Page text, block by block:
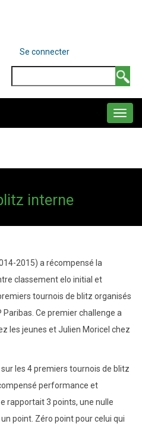
MENU
COMPTE
DE
Se connecter
interne
2015) a récompensé la
classement elo initial et
tournois de blitz organisés
Ce premier challenge a
les jeunes et Julien Moricel chez
les 4 premiers tournois de blitz
performance et
rapportait 3 points, une nulle
point. Zéro point pour celui qui